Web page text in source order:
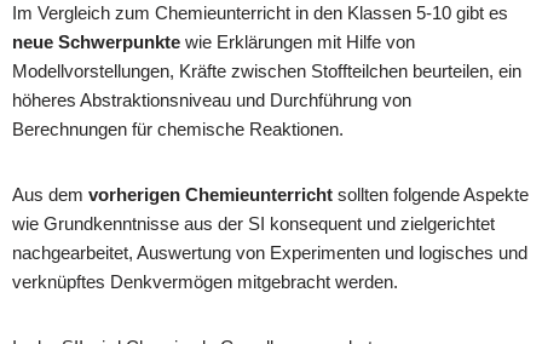
Im Vergleich zum Chemieunterricht in den Klassen 5-10 gibt es
neue Schwerpunkte wie Erklärungen mit Hilfe von
Modellvorstellungen, Kräfte zwischen Stoffteilchen beurteilen, ein
höheres Abstraktionsniveau und Durchführung von
Berechnungen für chemische Reaktionen.
Aus dem vorherigen Chemieunterricht sollten folgende Aspekte
wie Grundkenntnisse aus der SI konsequent und zielgerichtet
nachgearbeitet, Auswertung von Experimenten und logisches und
verknüpftes Denkvermögen mitgebracht werden.